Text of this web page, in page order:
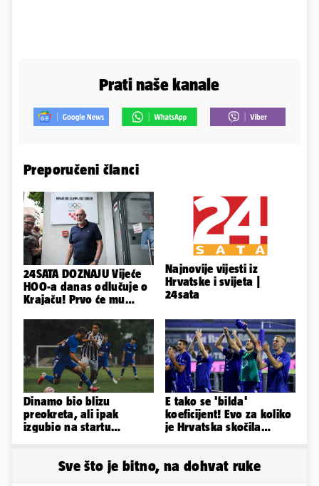
Prati naše kanale
Preporučeni članci
24SATA DOZNAJU Vijeće
HOO-a danas odlučuje o
Krajaču! Prvo će mu
Najnovije vijesti iz
Hrvatske i svijeta |
24sata
Dinamo bio blizu
preokreta, ali ipak
izgubio na startu
E tako se 'bilda'
koeficijent! Evo za koliko
je Hrvatska skočila
Sve što je bitno, na dohvat ruke